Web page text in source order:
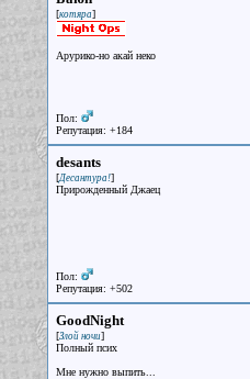
[котяра]
Арурико-но акай неко
Пол:
Репутация: +184
desants
[Десантура!]
Прирожденный Джаец
Пол:
Репутация: +502
GoodNight
[Злой ночи]
Полный псих
Мне нужно выпить...